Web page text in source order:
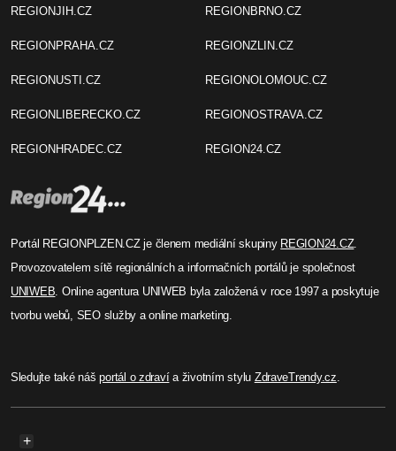
REGIONJIH.CZ
REGIONPRAHA.CZ
REGIONUSTI.CZ
REGIONLIBERECKO.CZ
REGIONHRADEC.CZ
REGIONBRNO.CZ
REGIONZLIN.CZ
REGIONOLOMOUC.CZ
REGIONOSTRAVA.CZ
REGION24.CZ
Portál REGIONPLZEN.CZ je členem mediální skupiny REGION24.CZ.
Provozovatelem sítě regionálních a informačních portálů je společnost
UNIWEB. Online agentura UNIWEB byla založená v roce 1997 a poskytuje
tvorbu webů, SEO služby a online marketing.
Sledujte také nášportál o zdravía životním stylu ZdraveTrendy.cz.
+